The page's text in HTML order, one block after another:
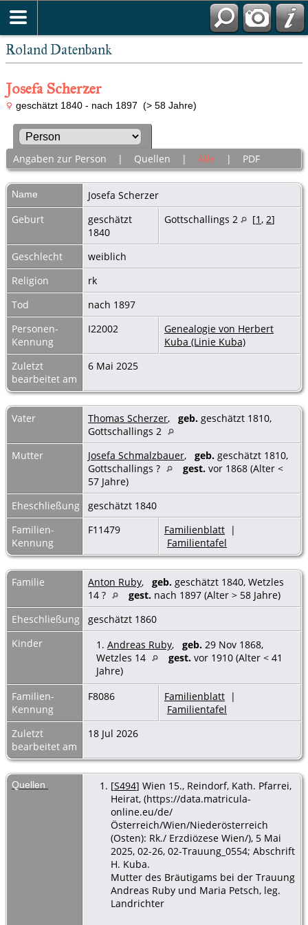
Roland Datenbank
Josefa Scherzer
geschätzt 1840 - nach 1897 (> 58 Jahre)
Angaben zur Person | Quellen | Alle | PDF
Name Josefa Scherzer
Geburt
geschätzt
1840
Gottschallings 2 [1, 2]
Geschlecht
weiblich
Religion
rk
Tod
nach 1897
Personen-
Kennung
I22002
Genealogie von Herbert
Kuba (Linie Kuba)
Zuletzt
bearbeitet am
6 Mai 2025
Vater Thomas Scherzer, geb. geschätzt 1810,
Gottschallings 2
Mutter
Josefa Schmalzbauer, geb. geschätzt 1810,
Gottschallings ?
gest. vor 1868 (Alter <
57 Jahre)
Eheschließung
geschätzt 1840
Familien-
Kennung
F11479 Familienblatt |
Familientafel
Familie Anton Ruby, geb. geschätzt 1840, Wetzles
14 ?
gest. nach 1897 (Alter > 58 Jahre)
Eheschließung
geschätzt 1860
Kinder
1. Andreas Ruby, geb. 29 Nov 1868,
Wetzles 14
gest. vor 1910 (Alter < 41
Jahre)
Familien-
Kennung
F8086 Familienblatt |
Familientafel
Zuletzt
bearbeitet am
18 Jul 2026
Quellen [S494] Wien 15., Reindorf, Kath. Pfarrei,
Heirat, (https://data.matricula-
online.eu/de/
Österreich/Wien/Niederösterreich
(Osten): Rk./ Erzdiözese Wien/), 5 Mai
2025, 02-26, 02-Trauung_0554; Abschrift
H. Kuba.
Mutter des Bräutigams bei der Trauung
Andreas Ruby und Maria Petsch, leg.
Landrichter